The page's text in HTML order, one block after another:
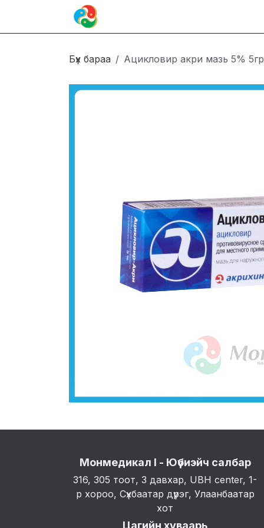
Бүх бараа Ацикловир акри мазь 5% 5гр
Монмедикал I - Юүбиэйч салбар
316, 305 тоот, 3 давхар, UBH center, 1-
р хороо, Сүхбаатар дүүрэг, Улаанбаатар
хот